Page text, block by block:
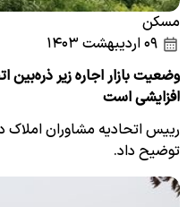
مسکن
وضعیت بازار اجاره زیر
افزایشی است
رییس اتحادیه مشاوران املاک
توضیح داد.